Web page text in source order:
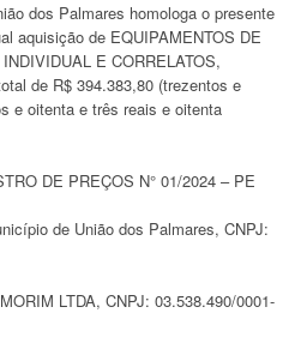
dos Palmares homologa o presente
aquisição de EQUIPAMENTOS DE
E CORRELATOS,
de R$ 394.383,80 (trezentos e
e oitenta e três reais e oitenta
DE PREÇOS N° 01/2024 – PE
de União dos Palmares, CNPJ:
LTDA, CNPJ: 03.538.490/0001-